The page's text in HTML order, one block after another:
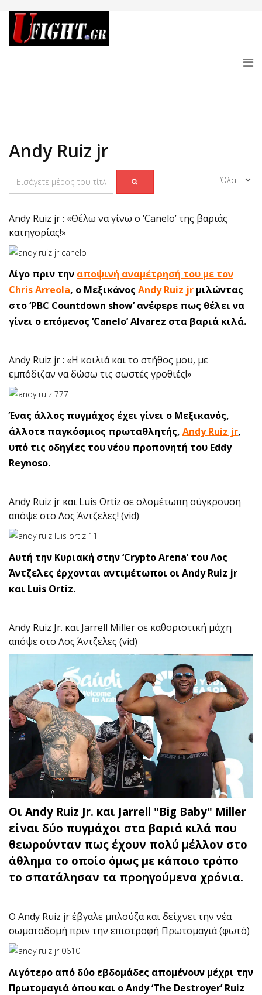
Andy Ruiz jr
Andy Ruiz jr : «Θέλω να γίνω ο ‘Canelo’ της βαριάς
κατηγορίας!»
Λίγο πριν την αποψινή αναμέτρησή του με τον
Chris Arreola, o Μεξικάνος Andy Ruiz jr μιλώντας
στο ‘PBC Countdown show’ ανέφερε πως θέλει να
γίνει ο επόμενος ‘Canelo’ Alvarez στα βαριά κιλά.
Andy Ruiz jr : «Η κοιλιά και το στήθος μου, με
εμπόδιζαν να δώσω τις σωστές γροθιές!»
Ένας άλλος πυγμάχος έχει γίνει ο Μεξικανός,
άλλοτε παγκόσμιος πρωταθλητής, Andy Ruiz jr,
υπό τις οδηγίες του νέου προπονητή του Eddy
Reynoso.
Andy Ruiz jr και Luis Ortiz σε ολομέτωπη σύγκρουση
απόψε στο Λος Άντζελες! (vid)
Αυτή την Κυριακή στην ‘Crypto Arena’ του Λος
Άντζελες έρχονται αντιμέτωποι οι Andy Ruiz jr
και Luis Ortiz.
Andy Ruiz Jr. και Jarrell Miller σε καθοριστική μάχη
απόψε στο Λος Άντζελες (vid)
Οι Andy Ruiz Jr. και Jarrell "Big Baby" Miller
είναι δύο πυγμάχοι στα βαριά κιλά που
θεωρούνταν πως έχουν πολύ μέλλον στο
άθλημα το οποίο όμως με κάποιο τρόπο
το σπατάλησαν τα προηγούμενα χρόνια.
O Andy Ruiz jr έβγαλε μπλούζα και δείχνει την νέα
σωματοδομή πριν την επιστροφή Πρωτομαγιά (φωτό)
Λιγότερο από δύο εβδομάδες απομένουν μέχρι την
Πρωτομαγιά όπου και ο Andy ‘The Destroyer’ Ruiz